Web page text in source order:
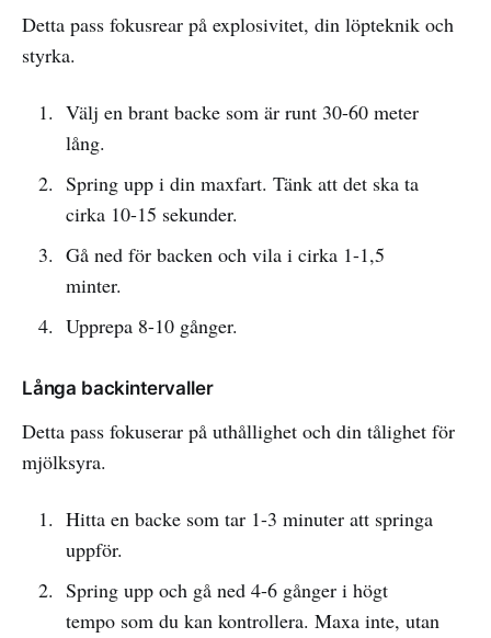
Detta pass fokusrear på explosivitet, din löpteknik och
styrka.
Välj en brant backe som är runt 30-60 meter
lång.
Spring upp i din maxfart. Tänk att det ska ta
cirka 10-15 sekunder.
Gå ned för backen och vila i cirka 1-1,5
minter.
Upprepa 8-10 gånger.
Långa backintervaller
Detta pass fokuserar på uthållighet och din tålighet för
mjölksyra.
Hitta en backe som tar 1-3 minuter att springa
uppför.
Spring upp och gå ned 4-6 gånger i högt
tempo som du kan kontrollera. Maxa inte, utan